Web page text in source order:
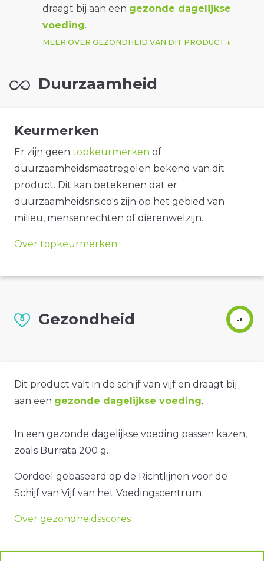
draagt bij aan een gezonde dagelijkse
voeding.
MEER OVER GEZONDHEID VAN DIT PRODUCT
Duurzaamheid
Keurmerken
Er zijn geen topkeurmerken of
duurzaamheidsmaatregelen bekend van dit
product. Dit kan betekenen dat er
duurzaamheidsrisico's zijn op het gebied van
milieu, mensenrechten of dierenwelzijn.
Over topkeurmerken
Gezondheid Ja
Dit product valt in de schijf van vijf en draagt bij
aan een gezonde dagelijkse voeding.
In een gezonde dagelijkse voeding passen kazen,
zoals Burrata 200 g.
Oordeel gebaseerd op de Richtlijnen voor de
Schijf van Vijf van het Voedingscentrum
Over gezondheidsscores